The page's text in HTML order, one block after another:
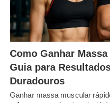
Como Ganhar
Guia para
Duradouros
Ganhar massa muscular